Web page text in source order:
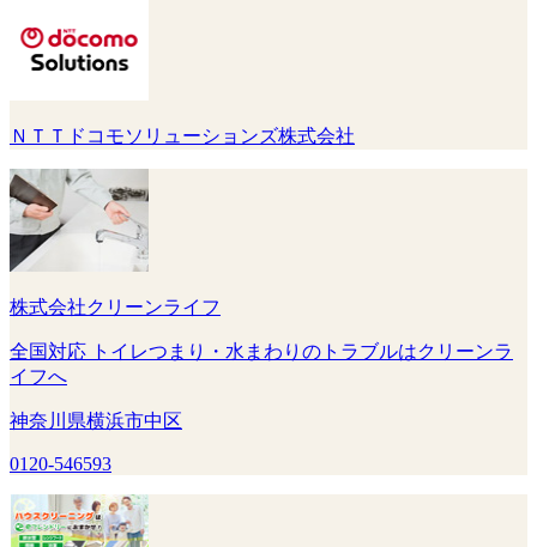
ＮＴＴドコモソリューションズ株式会社
株式会社クリーンライフ
全国対応 トイレつまり・水まわりのトラブルはクリーンラ
イフへ
神奈川県横浜市中区
0120-546593